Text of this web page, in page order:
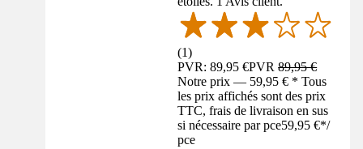
(1)
PVR: 89,95 €PVR89,95 €
Notre prix — 59,95 € * Tous
les prix affichés sont des prix
TTC, frais de livraison en sus
si nécessaire par pce59,95 €*/
pce